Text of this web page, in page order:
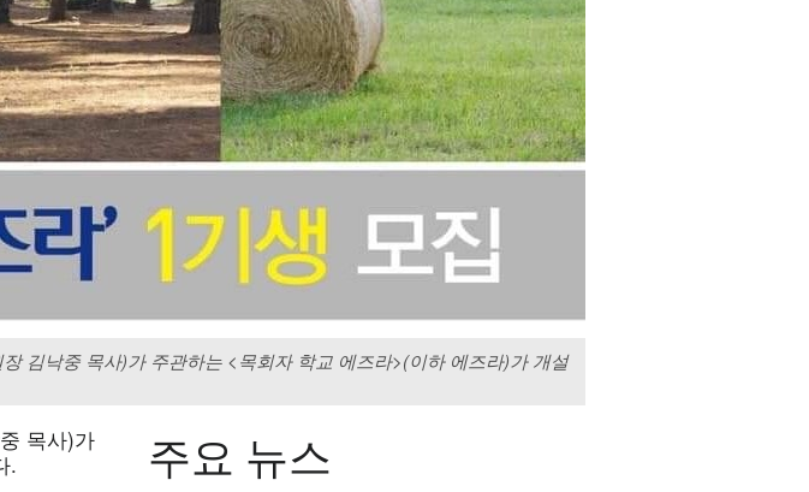
김낙중 목사)가 주관하는 <목회자 학교 에즈라>(이하 에즈라)가 개설
목사)가
.
주요 뉴스